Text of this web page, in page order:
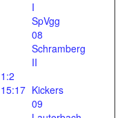
I
SpVgg
08
Schramberg
II
1:2
15:17 Kickers
09